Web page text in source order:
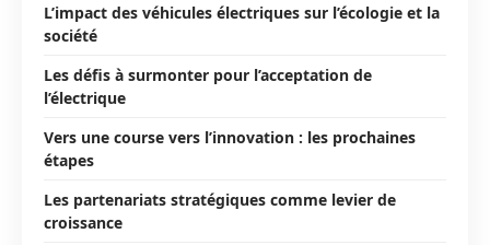
L’impact des véhicules électriques sur l’écologie et la
société
Les défis à surmonter pour l’acceptation de
l’électrique
Vers une course vers l’innovation : les prochaines
étapes
Les partenariats stratégiques comme levier de
croissance